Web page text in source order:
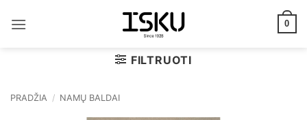
0
FILTRUOTI
PRADŽIA / NAMŲ BALDAI